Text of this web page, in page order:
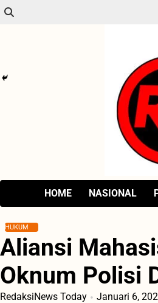
Skip
HOME NASIONAL
HUKUM
Aliansi
Oknum Polisi
RedaksiNews Today Januari 6,